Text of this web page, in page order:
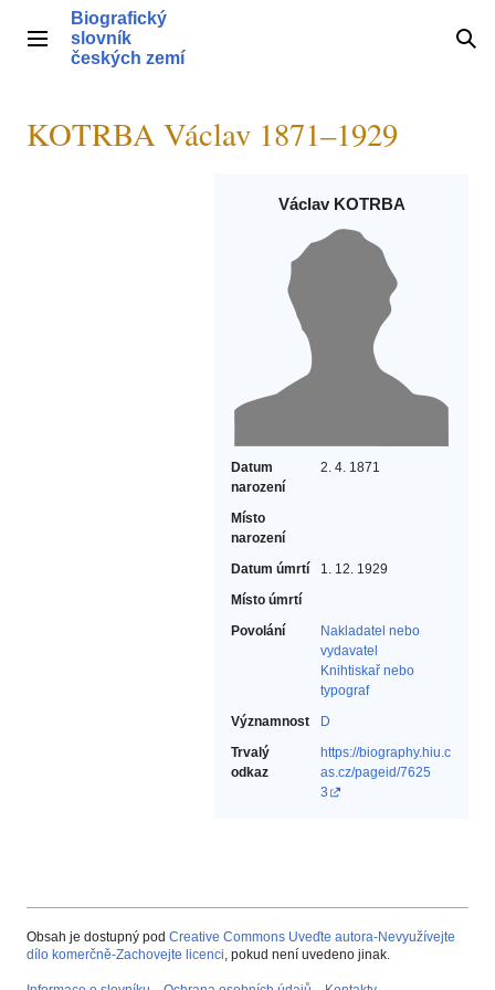
obsahHlavní menu
Biografický
slovník
českých zemí
KOTRBA Václav 1871–1929
Václav KOTRBA
Datum
narození
2. 4. 1871
Místo
narození
Datum úmrtí
1. 12. 1929
Místo úmrtí
Povolání
Nakladatel nebo
vydavatel‎
Knihtiskař nebo
typograf‎
Významnost
D
Trvalý
odkaz
https://biography.hiu.c
as.cz/pageid/7625
3
Obsah je dostupný pod Creative Commons Uveďte autora-Nevyužívejte
dílo komerčně-Zachovejte licenci, pokud není uvedeno jinak.